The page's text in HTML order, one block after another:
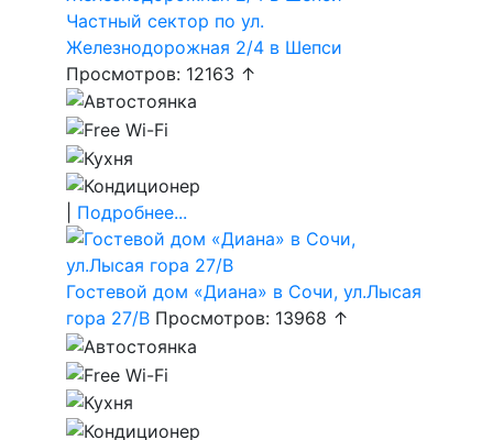
Частный сектор по ул.
Железнодорожная 2/4 в Шепси
Просмотров: 12163 ↑
Подробнее...
Гостевой дом «Диана» в Сочи, ул.Лысая
гора 27/В Просмотров: 13968 ↑